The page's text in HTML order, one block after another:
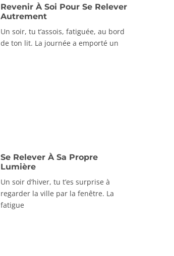
Revenir À Soi Pour Se Relever
Autrement
Un soir, tu t’assois, fatiguée, au bord
de ton lit. La journée a emporté un
Se Relever À Sa Propre
Lumière
Un soir d’hiver, tu t’es surprise à
regarder la ville par la fenêtre. La
fatigue